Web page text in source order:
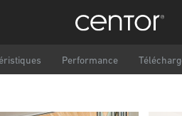
Performance
et BeNeLux